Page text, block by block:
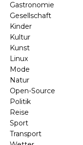
Gastronomie
Gesellschaft
Kinder
Kultur
Kunst
Linux
Mode
Natur
Open-Source
Politik
Reise
Sport
Transport